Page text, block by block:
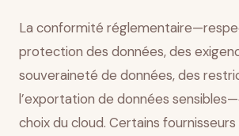
La conformité
protection des données, des
souveraineté de données, des
l’exportation de données
choix du cloud. Certains